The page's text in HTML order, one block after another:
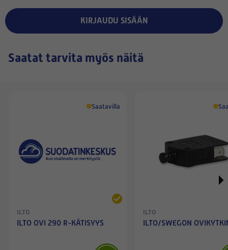
KIRJAUDU SISÄÄN
Saatat tarvita myös näitä
Saatavilla
ILTO
ILTO OVI 290 R-KÄTISYYS
ILTO
ILTO/SWEGON